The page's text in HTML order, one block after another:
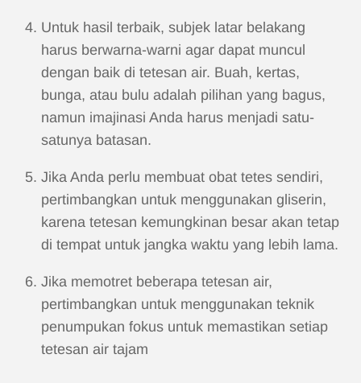
Untuk hasil terbaik, subjek latar belakang
harus berwarna-warni agar dapat muncul
dengan baik di tetesan air. Buah, kertas,
bunga, atau bulu adalah pilihan yang bagus,
namun imajinasi Anda harus menjadi satu-
satunya batasan.
Jika Anda perlu membuat obat tetes sendiri,
pertimbangkan untuk menggunakan gliserin,
karena tetesan kemungkinan besar akan tetap
di tempat untuk jangka waktu yang lebih lama.
Jika memotret beberapa tetesan air,
pertimbangkan untuk menggunakan teknik
penumpukan fokus untuk memastikan setiap
tetesan air tajam